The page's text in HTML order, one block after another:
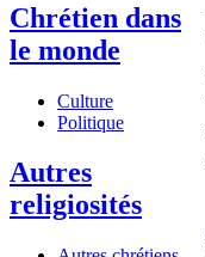
Chrétien dans
le monde
Culture
Politique
Autres
religiosités